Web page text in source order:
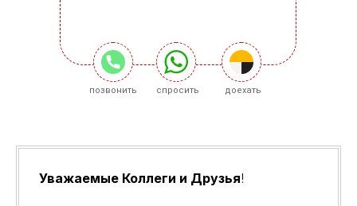
позвонить спросить доехать
Уважаемые Коллеги и Друзья!